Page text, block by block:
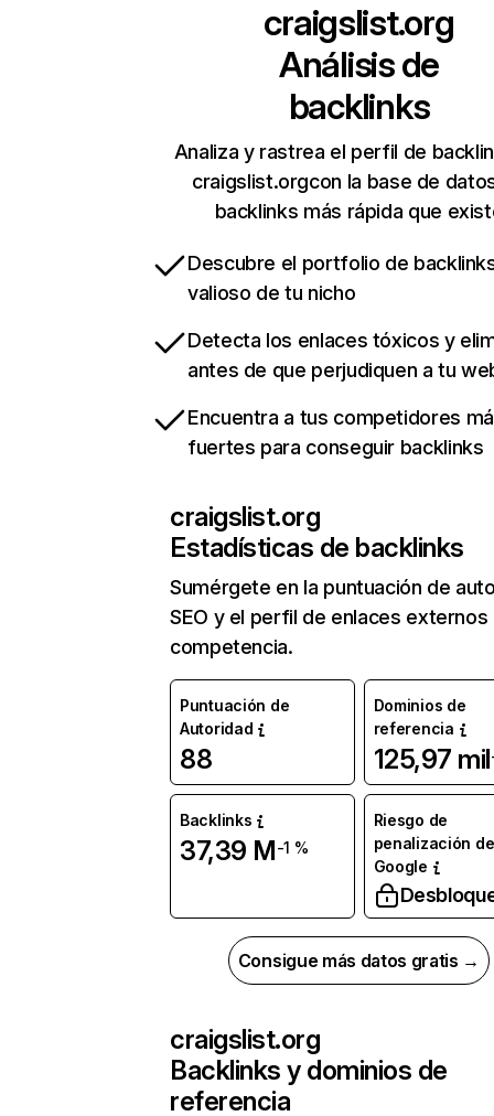
craigslist.org
Análisis de
backlinks
Analiza y rastrea el perfil de
craigslist.orgcon la base de
backlinks más rápida que
Descubre el portfolio de
valioso de tu nicho
Detecta los enlaces tóxicos y
antes de que perjudiquen a tu
Encuentra a tus competidores
fuertes para conseguir backlinks
craigslist.org
Estadísticas de backlinks
Sumérgete en la puntuación de
SEO y el perfil de enlaces externos
competencia.
Puntuación de
Autoridad
88
Dominios de
referencia
125,97 mil
Backlinks
37,39 M-1 %
Riesgo de
penalización de
Google
Consigue más datos gratis →
craigslist.org
Backlinks y dominios de
referencia